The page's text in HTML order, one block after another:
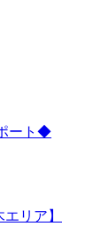
ート◆
リア】